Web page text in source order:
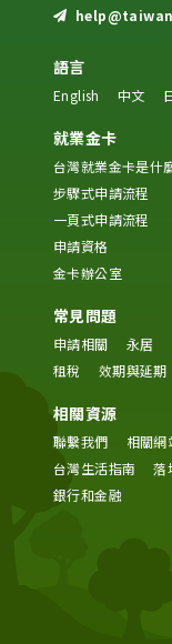
語言
English 中文
就業金卡
台灣就業金卡是什
步驟式申請流程
一頁式申請流程
申請資格
金卡辦公室
常見問題
申請相關 永居
租稅
效期與延期
相關資源
聯繫我們
相關網
台灣生活指南
落
銀行和金融